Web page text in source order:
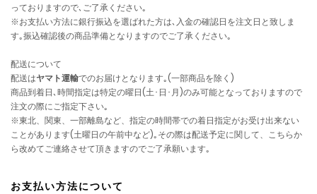
っておりますので､ご了承ください｡
※お支払い方法に銀行振込を選ばれた方は､入金の確認日を注文日と致しま
す｡振込確認後の商品準備となりますのでご了承ください｡
配送について
配送はヤマト運輸でのお届けとなります｡(一部商品を除く)
商品到着日､時間指定は特定の曜日(土･日･月)のみ可能となっておりますので
注文の際にご指定下さい｡
※東北、関東、一部離島など、指定の時間帯での着日指定がお受け出来ない
ことがあります(土曜日の午前中など)｡その際は配送予定に関して、こちらか
ら改めてご連絡させて頂きますのでご了承願います｡
お支払い方法について